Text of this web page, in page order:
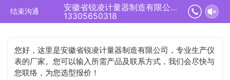
结束沟通
安徽省锐凌计量器制造有限公司正在为您服务
13305650318
您好，这里是安徽省锐凌计量器制造有限公司，专业生产仪
表的厂家。您可以输入所需产品及联系方式，我们会尽快与
您联络，为您选型报价！